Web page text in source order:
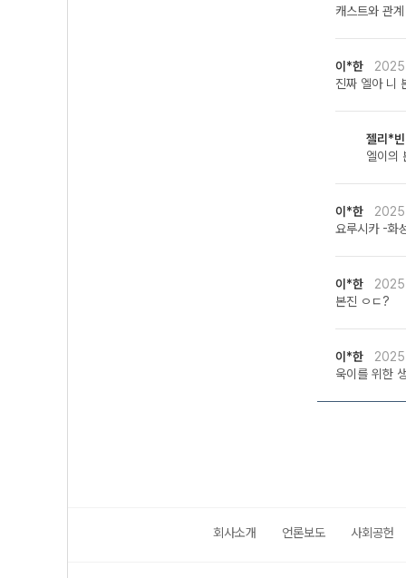
캐스트와 관
이*한
진짜 엘아 니
젤리*
엘이의
이*한
요루시카 -화
이*한
본진 ㅇㄷ?
이*한
욱이를 위한
회사소개 언론보도 사회공헌